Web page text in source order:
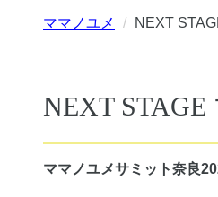
ママノユメ NEXT
NEXT
ママノユメサミット奈良